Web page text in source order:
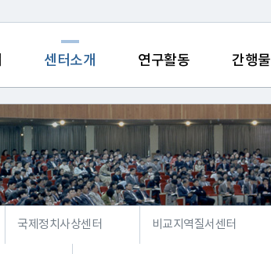
센터소개 연구활동 간행물
국제정치사상센터 비교지역질서센터